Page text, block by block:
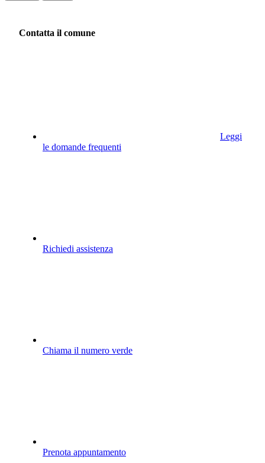
Contatta il comune
Leggi
le domande frequenti
Richiedi assistenza
Chiama il numero verde
Prenota appuntamento